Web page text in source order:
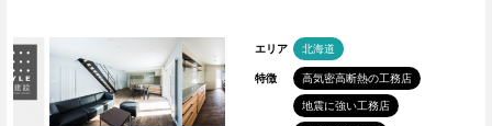
エリア 北海道
特徴 高気密高断熱の工務店
地震に強い工務店